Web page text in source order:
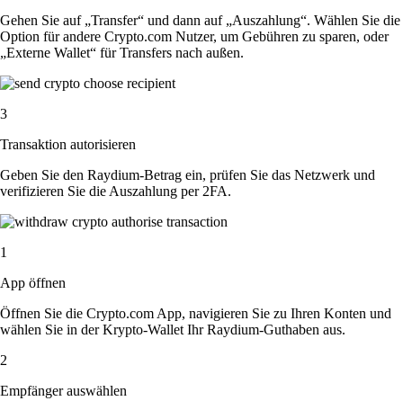
Gehen Sie auf „Transfer“ und dann auf „Auszahlung“. Wählen Sie die
Option für andere Crypto.com Nutzer, um Gebühren zu sparen, oder
„Externe Wallet“ für Transfers nach außen.
3
Transaktion autorisieren
Geben Sie den Raydium-Betrag ein, prüfen Sie das Netzwerk und
verifizieren Sie die Auszahlung per 2FA.
1
App öffnen
Öffnen Sie die Crypto.com App, navigieren Sie zu Ihren Konten und
wählen Sie in der Krypto-Wallet Ihr Raydium-Guthaben aus.
2
Empfänger auswählen